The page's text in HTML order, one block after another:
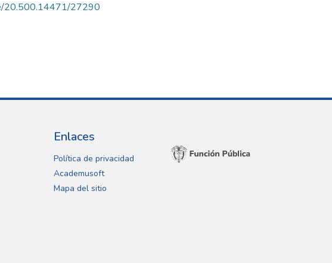
20.500.14471/27290
Enlaces
Política de privacidad
Academusoft
Mapa del sitio